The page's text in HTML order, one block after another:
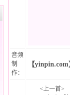
音频
制
作：
【yinpin.com
<上一首>